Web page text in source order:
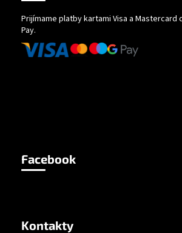
Prijímame platby kartami Visa a Mastercard
Pay.
Facebook
Kontakty